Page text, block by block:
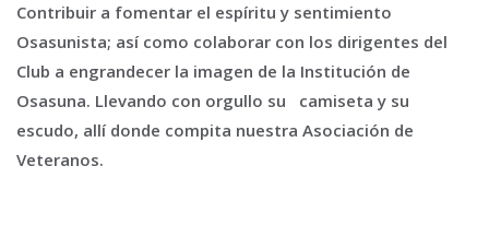
Contribuir a fomentar el espíritu y sentimiento
Osasunista; así como colaborar con los dirigentes del
Club a engrandecer la imagen de la Institución de
Osasuna. Llevando con orgullo su camiseta y su
escudo, allí donde compita nuestra Asociación de
Veteranos.